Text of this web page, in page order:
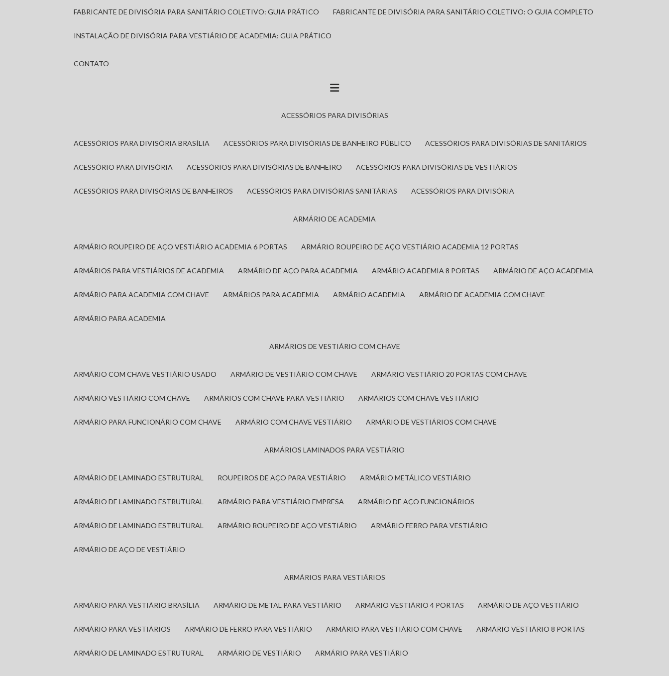
FABRICANTE DE DIVISÓRIA PARA SANITÁRIO COLETIVO: GUIA PRÁTICO FABRICANTE DE DIVISÓRIA PARA SANITÁRIO COLETIVO: O GUIA COMPLETO
INSTALAÇÃO DE DIVISÓRIA PARA VESTIÁRIO DE ACADEMIA: GUIA PRÁTICO
CONTATO
ACESSÓRIOS PARA DIVISÓRIAS
ACESSÓRIOS PARA DIVISÓRIA BRASÍLIA ACESSÓRIOS PARA DIVISÓRIAS DE BANHEIRO PÚBLICO ACESSÓRIOS PARA DIVISÓRIAS DE SANITÁRIOS
ACESSÓRIO PARA DIVISÓRIA ACESSÓRIOS PARA DIVISÓRIAS DE BANHEIRO ACESSÓRIOS PARA DIVISÓRIAS DE VESTIÁRIOS
ACESSÓRIOS PARA DIVISÓRIAS DE BANHEIROS ACESSÓRIOS PARA DIVISÓRIAS SANITÁRIAS ACESSÓRIOS PARA DIVISÓRIA
ARMÁRIO DE ACADEMIA
ARMÁRIO ROUPEIRO DE AÇO VESTIÁRIO ACADEMIA 6 PORTAS ARMÁRIO ROUPEIRO DE AÇO VESTIÁRIO ACADEMIA 12 PORTAS
ARMÁRIOS PARA VESTIÁRIOS DE ACADEMIA ARMÁRIO DE AÇO PARA ACADEMIA ARMÁRIO ACADEMIA 8 PORTAS ARMÁRIO DE AÇO ACADEMIA
ARMÁRIO PARA ACADEMIA COM CHAVE ARMÁRIOS PARA ACADEMIA ARMÁRIO ACADEMIA ARMÁRIO DE ACADEMIA COM CHAVE
ARMÁRIO PARA ACADEMIA
ARMÁRIOS DE VESTIÁRIO COM CHAVE
ARMÁRIO COM CHAVE VESTIÁRIO USADO ARMÁRIO DE VESTIÁRIO COM CHAVE ARMÁRIO VESTIÁRIO 20 PORTAS COM CHAVE
ARMÁRIO VESTIÁRIO COM CHAVE ARMÁRIOS COM CHAVE PARA VESTIÁRIO ARMÁRIOS COM CHAVE VESTIÁRIO
ARMÁRIO PARA FUNCIONÁRIO COM CHAVE ARMÁRIO COM CHAVE VESTIÁRIO ARMÁRIO DE VESTIÁRIOS COM CHAVE
ARMÁRIOS LAMINADOS PARA VESTIÁRIO
ARMÁRIO DE LAMINADO ESTRUTURAL ROUPEIROS DE AÇO PARA VESTIÁRIO ARMÁRIO METÁLICO VESTIÁRIO
ARMÁRIO DE LAMINADO ESTRUTURAL ARMÁRIO PARA VESTIÁRIO EMPRESA ARMÁRIO DE AÇO FUNCIONÁRIOS
ARMÁRIO DE LAMINADO ESTRUTURAL ARMÁRIO ROUPEIRO DE AÇO VESTIÁRIO ARMÁRIO FERRO PARA VESTIÁRIO
ARMÁRIO DE AÇO DE VESTIÁRIO
ARMÁRIOS PARA VESTIÁRIOS
ARMÁRIO PARA VESTIÁRIO BRASÍLIA ARMÁRIO DE METAL PARA VESTIÁRIO ARMÁRIO VESTIÁRIO 4 PORTAS ARMÁRIO DE AÇO VESTIÁRIO
ARMÁRIO PARA VESTIÁRIOS ARMÁRIO DE FERRO PARA VESTIÁRIO ARMÁRIO PARA VESTIÁRIO COM CHAVE ARMÁRIO VESTIÁRIO 8 PORTAS
ARMÁRIO DE LAMINADO ESTRUTURAL ARMÁRIO DE VESTIÁRIO ARMÁRIO PARA VESTIÁRIO